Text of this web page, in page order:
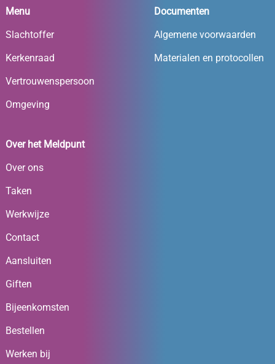
Menu
Slachtoffer
Kerkenraad
Vertrouwenspersoon
Omgeving
Documenten
Algemene voorwaarden
Materialen en protocollen
Over het Meldpunt
Over ons
Taken
Werkwijze
Contact
Aansluiten
Giften
Bijeenkomsten
Bestellen
Werken bij